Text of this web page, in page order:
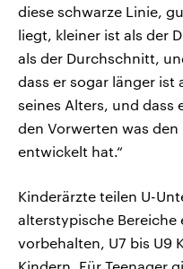
diese schwarze Linie,
liegt, kleiner ist als der
als der Durchschnitt,
dass er sogar länger
seines Alters, und dass
den Vorwerten was
entwickelt hat.“
Kinderärzte teilen U-
alterstypische Bereiche
vorbehalten, U7 bis U9